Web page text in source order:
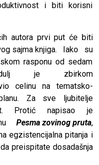
i biti korisni
autora prvi put će biti
sajma knjiga. Iako su
rasponu od sedam
je zbirkom
celinu na tematsko-
Za sve ljubitelje
Protić napisao je
Pesma zovinog pruta,
egzistencijalna pitanja i
preispitate dosadašnja